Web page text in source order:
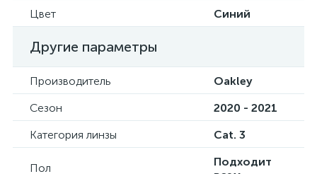
Цвет Синий
Другие параметры
Производитель
Oakley
Сезон
2020 - 2021
Категория линзы
Cat. 3
Пол
Подходит